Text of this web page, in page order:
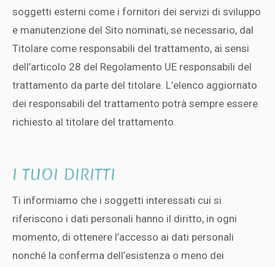
soggetti esterni come i fornitori dei servizi di sviluppo
e manutenzione del Sito nominati, se necessario, dal
Titolare come responsabili del trattamento, ai sensi
dell’articolo 28 del Regolamento UE responsabili del
trattamento da parte del titolare. L’elenco aggiornato
dei responsabili del trattamento potrà sempre essere
richiesto al titolare del trattamento.
I TUOI DIRITTI
Ti informiamo che i soggetti interessati cui si
riferiscono i dati personali hanno il diritto, in ogni
momento, di ottenere l’accesso ai dati personali
nonché la conferma dell’esistenza o meno dei